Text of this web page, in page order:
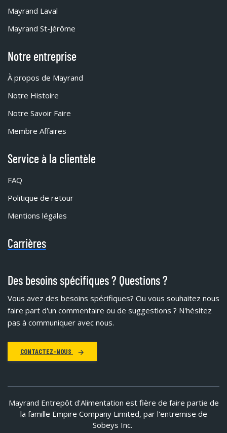
Mayrand Laval
Mayrand St-Jérôme
Notre entreprise
À propos de Mayrand
Notre Histoire
Notre Savoir Faire
Membre Affaires
Service à la clientèle
FAQ
Politique de retour
Mentions légales
Carrières
Des besoins spécifiques ? Questions ?
Vous avez des besoins spécifiques? Ou vous souhaitez nous
faire part d'un commentaire ou de suggestions ? N'hésitez
pas à communiquer avec nous.
CONTACTEZ-NOUS
Mayrand Entrepôt d'Alimentation est fière de faire partie de
la famille Empire Company Limited, par l'entremise de
Sobeys Inc.